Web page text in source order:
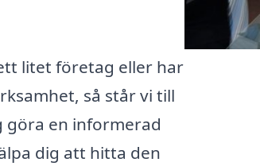
litet företag eller har
så står vi till
en informerad
dig att hitta den